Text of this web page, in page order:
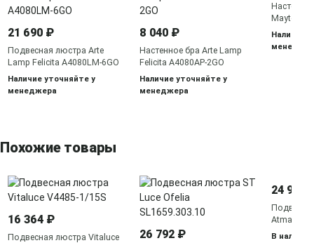
21 690 ₽
Подвесная люстра Arte
Lamp Felicita A4080LM-6GO
Наличие уточняйте у
менеджера
8 040 ₽
Настенное бра Arte Lamp
Felicita A4080AP-2GO
Наличие уточняйте у
менеджера
Maytoni
Наличие
Похожие товары
16 364 ₽
Подвесная люстра Vitaluce
26 792 ₽
24 990
Atman
В наличии